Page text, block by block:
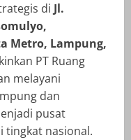
di Jl.
Metro, Lampung,
PT Ruang
melayani
dan
pusat
tingkat nasional.